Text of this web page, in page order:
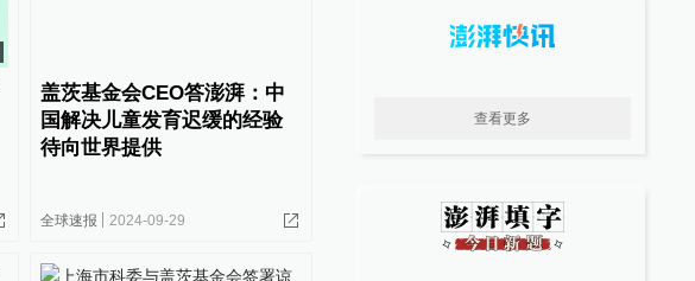
盖茨基金会CEO答澎湃：中
国解决儿童发育迟缓的经验
待向世界提供
全球速报 2024-09-29
查看更多